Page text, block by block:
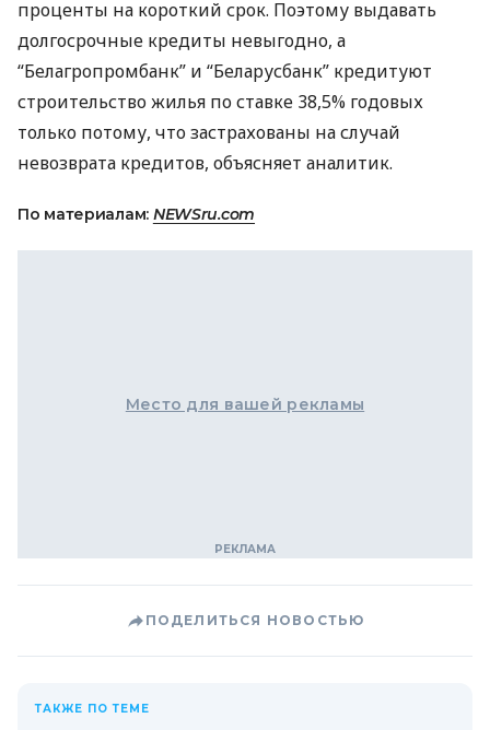
проценты на короткий срок. Поэтому выдавать
долгосрочные кредиты невыгодно, а
“Белагропромбанк” и “Беларусбанк” кредитуют
строительство жилья по ставке 38,5% годовых
только потому, что застрахованы на случай
невозврата кредитов, объясняет аналитик.
По материалам: NEWSru.com
Место для вашей рекламы
ПОДЕЛИТЬСЯ НОВОСТЬЮ
ТАКЖЕ ПО ТЕМЕ